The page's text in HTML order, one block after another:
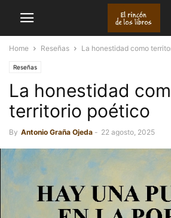
Home Reseñas La honestidad como
Reseñas
La honestidad
territorio poético
By Antonio Graña Ojeda - 22 agosto, 2025